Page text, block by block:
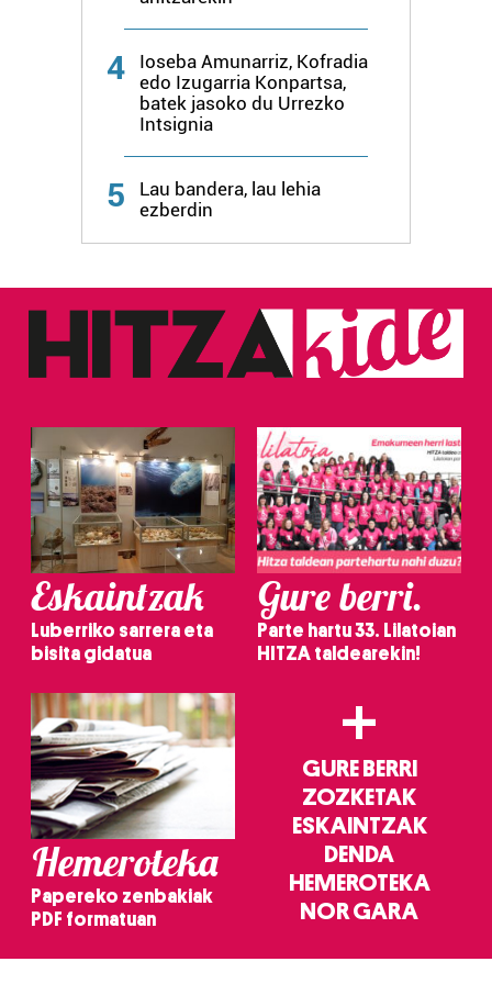
4
Ioseba Amunarriz, Kofradia
edo Izugarria Konpartsa,
batek jasoko du Urrezko
Intsignia
5
Lau bandera, lau lehia
ezberdin
Eskaintzak
Luberriko sarrera eta
bisita gidatua
Gure berri.
Parte hartu 33. Lilatoian
HITZA taldearekin!
Hemeroteka
Papereko zenbakiak
PDF formatuan
+
GURE BERRI
ZOZKETAK
ESKAINTZAK
DENDA
HEMEROTEKA
NOR GARA